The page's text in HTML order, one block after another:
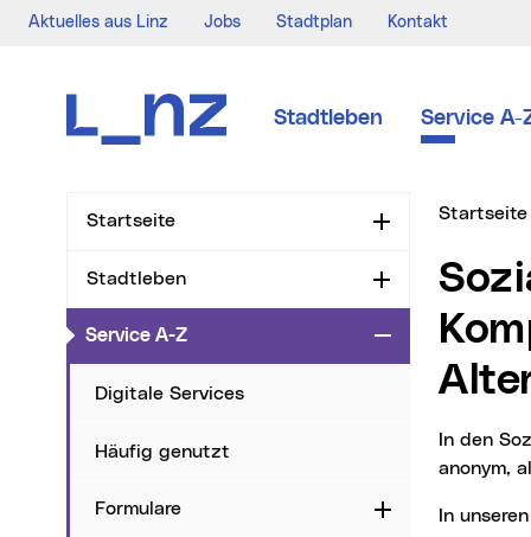
Aktuelles aus Linz Jobs Stadtplan Kontakt
Stadtleben Service A-
Startseite Aufklappen
Stadtleben Aufklappen
Service A-Z(aktueller Menüpunkt)Zuklappen
Digitale Services
Häufig genutzt
Formulare Aufklappen
Sie sind
Startseite
Sozialberatungsstellen
anonym,
In